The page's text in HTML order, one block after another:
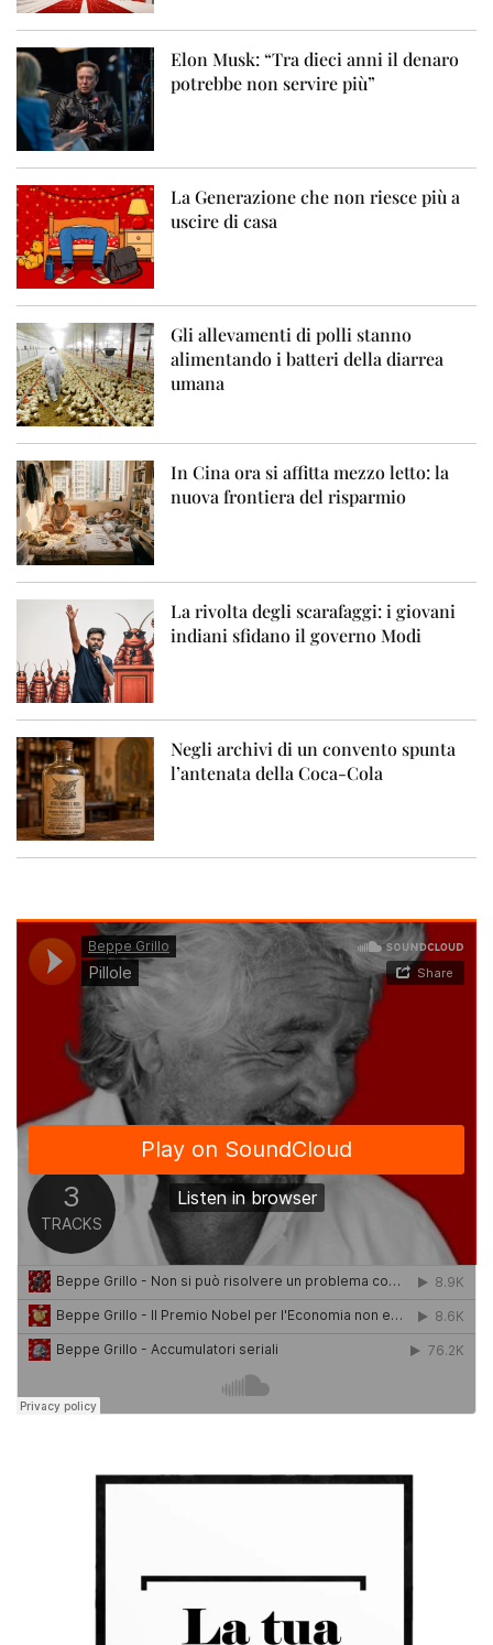
Elon Musk: “Tra dieci anni il denaro
potrebbe non servire più”
La Generazione che non riesce più a
uscire di casa
Gli allevamenti di polli stanno
alimentando i batteri della diarrea
umana
In Cina ora si affitta mezzo letto: la
nuova frontiera del risparmio
La rivolta degli scarafaggi: i giovani
indiani sfidano il governo Modi
Negli archivi di un convento spunta
l’antenata della Coca-Cola